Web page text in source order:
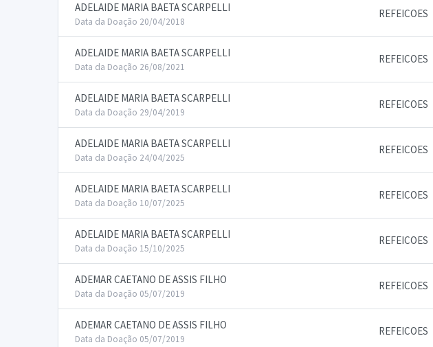
ADELAIDE MARIA BAETA SCARPELLI
Data da Doação 20/04/2018
REFEICOES
ADELAIDE MARIA BAETA SCARPELLI
Data da Doação 26/08/2021
REFEICOES
ADELAIDE MARIA BAETA SCARPELLI
Data da Doação 29/04/2019
REFEICOES
ADELAIDE MARIA BAETA SCARPELLI
Data da Doação 24/04/2025
REFEICOES
ADELAIDE MARIA BAETA SCARPELLI
Data da Doação 10/07/2025
REFEICOES
ADELAIDE MARIA BAETA SCARPELLI
Data da Doação 15/10/2025
REFEICOES
ADEMAR CAETANO DE ASSIS FILHO
Data da Doação 05/07/2019
REFEICOES
ADEMAR CAETANO DE ASSIS FILHO
Data da Doação 05/07/2019
REFEICOES